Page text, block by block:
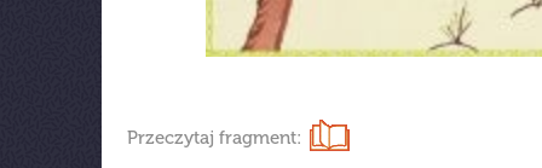
Przeczytaj fragment: